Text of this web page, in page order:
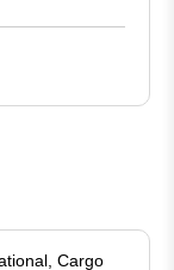
Cargo